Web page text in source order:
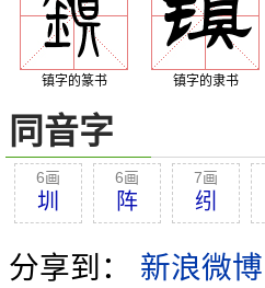
镇字的篆书 镇字的隶书
同音字
6画
圳
6画
阵
7画
纼
分享到： 新浪微博